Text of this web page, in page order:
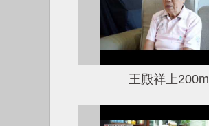
王殿祥上200m